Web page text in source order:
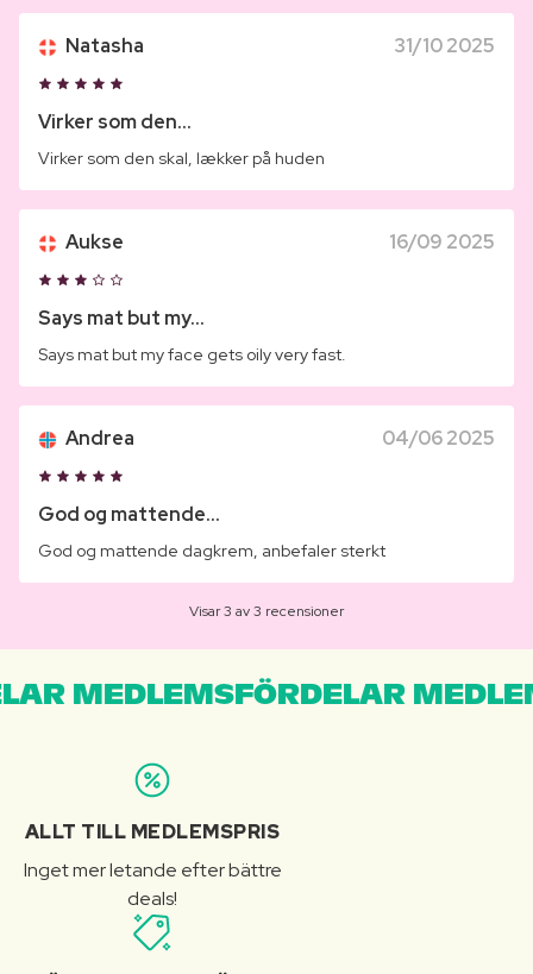
Natasha 31/10 2025
Virker som den...
Virker som den skal, lækker på huden
Aukse 16/09 2025
Says mat but my...
Says mat but my face gets oily very fast.
Andrea 04/06 2025
God og mattende...
God og mattende dagkrem, anbefaler sterkt
Visar 3 av 3 recensioner
MEDLEMSFÖRDELAR
ALLT TILL MEDLEMSPRIS
Inget mer letande efter bättre
deals!